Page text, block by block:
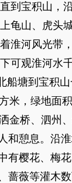
到宝积山，
龟山、虎头
淮河风光带
可观淮河水
塘到宝积山
米，绿地面
金桥、泗州
和憩息。沿
有樱花、梅
蔷薇等灌木